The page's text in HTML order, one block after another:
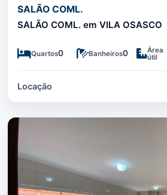
SALÃO COML.
SALÃO COML. em VILA OSASCO
Quartos0 Banheiros0
Área
útil
Locação